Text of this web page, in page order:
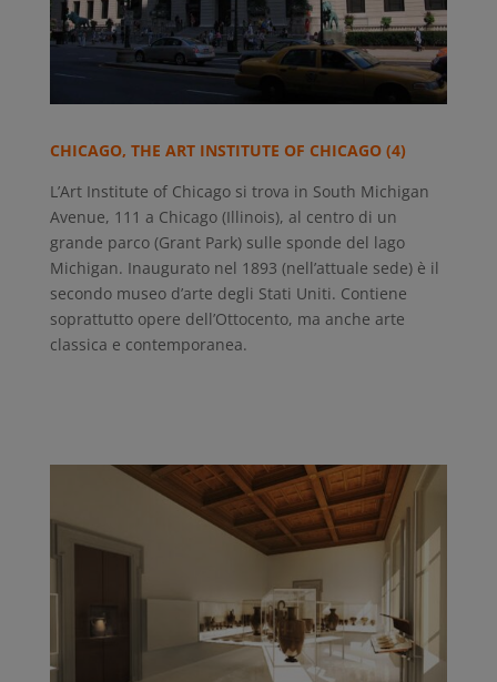
CHICAGO, THE ART INSTITUTE OF CHICAGO (4)
L’Art Institute of Chicago si trova in South Michigan
Avenue, 111 a Chicago (Illinois), al centro di un
grande parco (Grant Park) sulle sponde del lago
Michigan. Inaugurato nel 1893 (nell’attuale sede) è il
secondo museo d’arte degli Stati Uniti. Contiene
soprattutto opere dell’Ottocento, ma anche arte
classica e contemporanea.